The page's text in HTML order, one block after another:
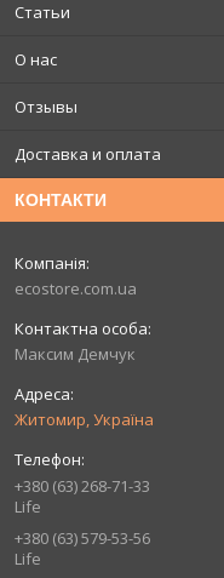
Статьи
О нас
Отзывы
Доставка и оплата
КОНТАКТИ
ecostore.com.ua
Максим Демчук
Житомир, Україна
+380 (63) 268-71-33
Life
+380 (63) 579-53-56
Life